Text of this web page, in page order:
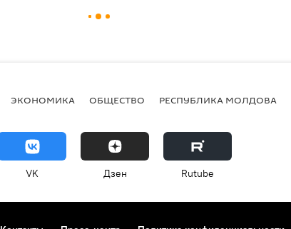
ЭКОНОМИКА ОБЩЕСТВО РЕСПУБЛИКА МОЛДОВА
VK Дзен Rutube